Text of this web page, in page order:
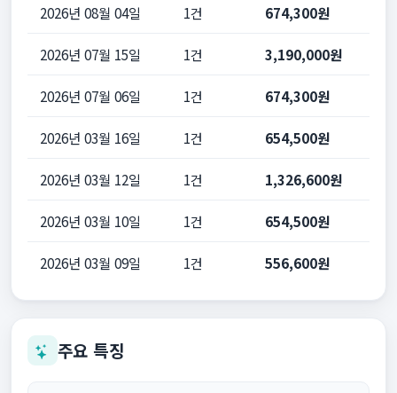
2026년 08월 04일 1건 674,300원
2026년 07월 15일 1건 3,190,000원
2026년 07월 06일 1건 674,300원
2026년 03월 16일 1건 654,500원
2026년 03월 12일 1건 1,326,600원
2026년 03월 10일 1건 654,500원
2026년 03월 09일 1건 556,600원
주요 특징